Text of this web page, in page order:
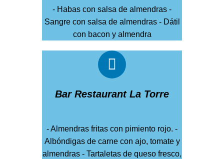
- Habas con salsa de almendras -
Sangre con salsa de almendras - Dátil
con bacon y almendra
Bar Restaurant La Torre
- Almendras fritas con pimiento rojo. -
Albóndigas de carne con ajo, tomate y
almendras - Tartaletas de queso fresco,